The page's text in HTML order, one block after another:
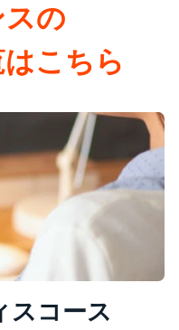
の
こちら
スコース